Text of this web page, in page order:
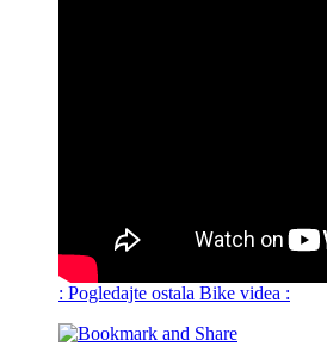
: Pogledajte ostala Bike videa :